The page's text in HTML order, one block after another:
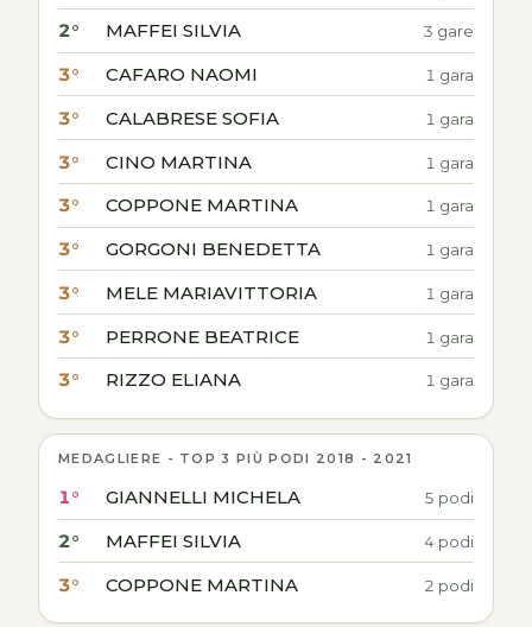
2° MAFFEI SILVIA 3 gare
3° CAFARO NAOMI 1 gara
3° CALABRESE SOFIA 1 gara
3° CINO MARTINA 1 gara
3° COPPONE MARTINA 1 gara
3° GORGONI BENEDETTA 1 gara
3° MELE MARIAVITTORIA 1 gara
3° PERRONE BEATRICE 1 gara
3° RIZZO ELIANA 1 gara
MEDAGLIERE - TOP 3 PIÙ PODI 2018 - 2021
1° GIANNELLI MICHELA 5 podi
2° MAFFEI SILVIA 4 podi
3° COPPONE MARTINA 2 podi